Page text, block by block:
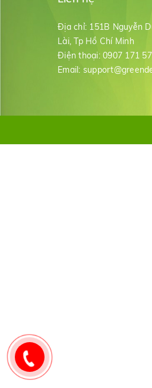
Địa chỉ: 151B Nguyễn
Lài, Tp Hồ Chí Minh
Điện thoại: 0907 171
Email:
0907171571